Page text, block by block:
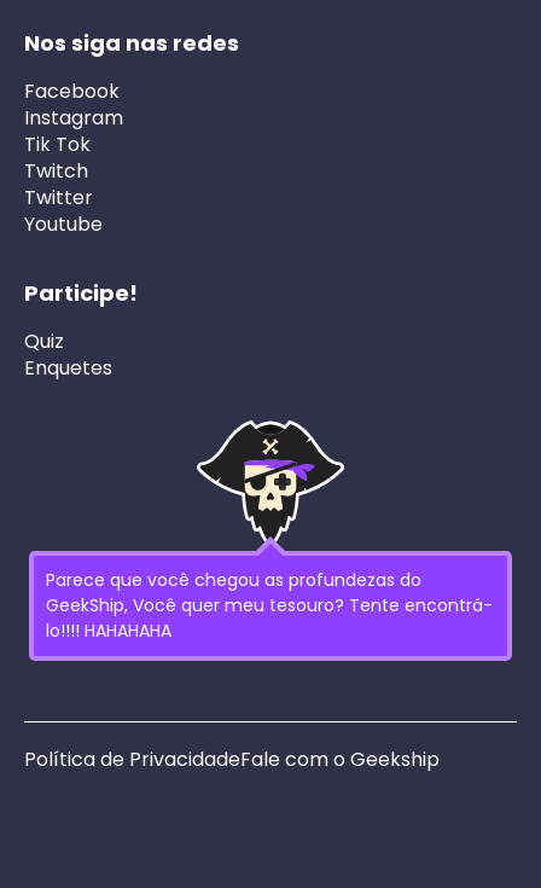
Nos siga nas redes
Facebook
Instagram
Tik Tok
Twitch
Twitter
Youtube
Participe!
Quiz
Enquetes
Parece que você chegou as profundezas do
GeekShip, Você quer meu tesouro? Tente encontrá-
lo!!!! HAHAHAHA
Política de PrivacidadeFale com o Geekship